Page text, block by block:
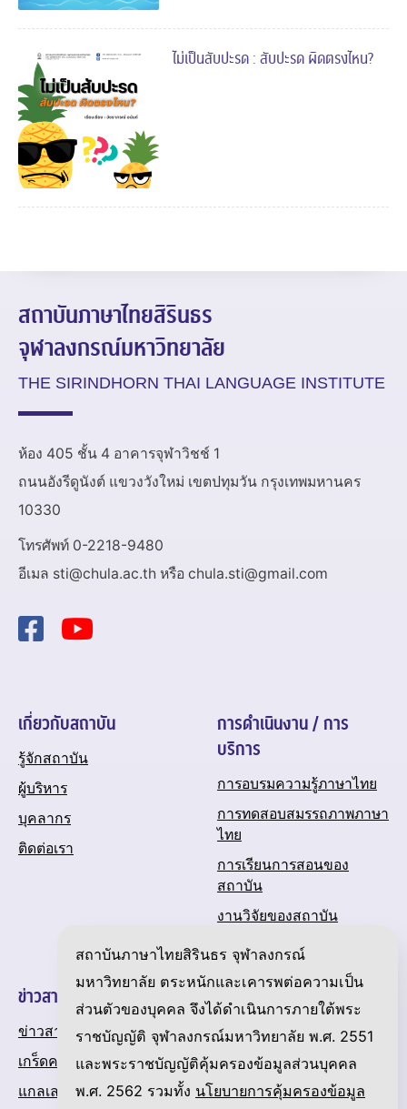
ไม่เป็นสับปะรด : สับปะรด ผิดตรงไหน?
สถาบันภาษาไทยสิรินธร
จุฬาลงกรณ์มหาวิทยาลัย
THE SIRINDHORN THAI LANGUAGE INSTITUTE
ห้อง 405 ชั้น 4 อาคารจุฬาวิชช์ 1
ถนนอังรีดูนังต์ แขวงวังใหม่ เขตปทุมวัน กรุงเทพมหานคร
10330
โทรศัพท์ 0-2218-9480
อีเมล sti@chula.ac.th หรือ chula.sti@gmail.com
เกี่ยวกับสถาบัน
รู้จักสถาบัน
ผู้บริหาร
บุคลากร
ติดต่อเรา
การดำเนินงาน / การ
บริการ
การอบรมความรู้ภาษาไทย
การทดสอบสมรรถภาพภาษา
ไทย
การเรียนการสอนของ
สถาบัน
งานวิจัยของสถาบัน
ปฏิทินกิจกรรมของสถาบัน
ข่าวสารและความเคลื่อนไหว
ข่าวสาร
เกร็ดความรู้เกี่ยวกับภาษาไทย
แกลเลอรี
สถาบันภาษาไทยสิรินธร จุฬาลงกรณ์
มหาวิทยาลัย ตระหนักและเคารพต่อความเป็น
ส่วนตัวของบุคคล จึงได้ดำเนินการภายใต้พระ
ราชบัญญัติ จุฬาลงกรณ์มหาวิทยาลัย พ.ศ. 2551
และพระราชบัญญัติคุ้มครองข้อมูลส่วนบุคคล
พ.ศ. 2562 รวมทั้ง นโยบายการคุ้มครองข้อมูล